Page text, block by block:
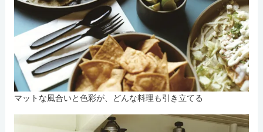
マットな風合いと色彩が、どんな料理も引き立てる